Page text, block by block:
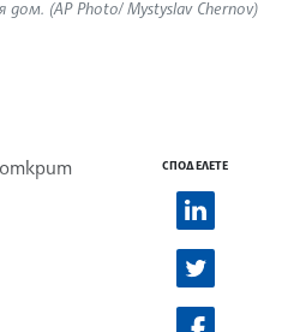
(AP Photo/ Mystyslav Chernov)
открит
СПОДЕЛЕТЕ